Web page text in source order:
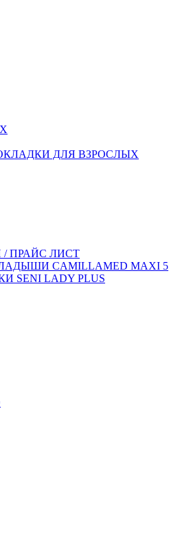
ДЛЯ ВЗРОСЛЫХ
/ ПРАЙС ЛИСТ
CAMILLAMED MAXI 5
SENI LADY PLUS